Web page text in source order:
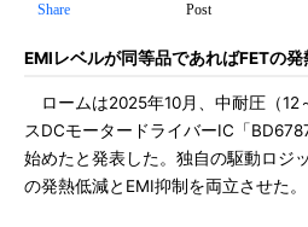
Share Post
EMIレベルが同等品であればFETの
ロームは2025年10月、中耐圧（12
スDCモータードライバーIC「
始めたと発表した。独自の駆動ロジ
の発熱低減とEMI抑制を両立させた。